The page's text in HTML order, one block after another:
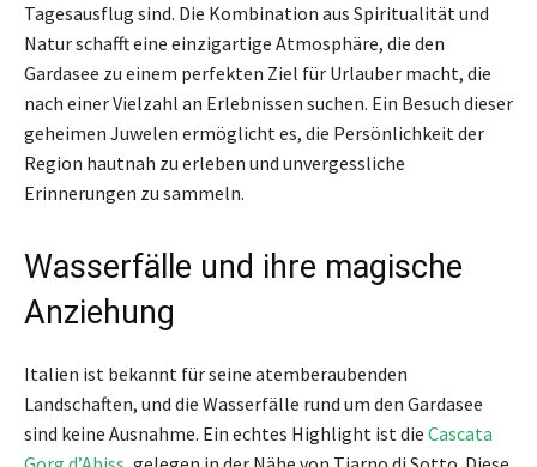
Tagesausflug sind. Die Kombination aus Spiritualität und
Natur schafft eine einzigartige Atmosphäre, die den
Gardasee zu einem perfekten Ziel für Urlauber macht, die
nach einer Vielzahl an Erlebnissen suchen. Ein Besuch dieser
geheimen Juwelen ermöglicht es, die Persönlichkeit der
Region hautnah zu erleben und unvergessliche
Erinnerungen zu sammeln.
Wasserfälle und ihre magische
Anziehung
Italien ist bekannt für seine atemberaubenden
Landschaften, und die Wasserfälle rund um den Gardasee
sind keine Ausnahme. Ein echtes Highlight ist die Cascata